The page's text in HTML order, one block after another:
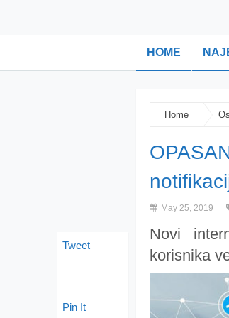
HOME
Home
May 25, 2019
Novi
korisnika
Tweet
Pin It